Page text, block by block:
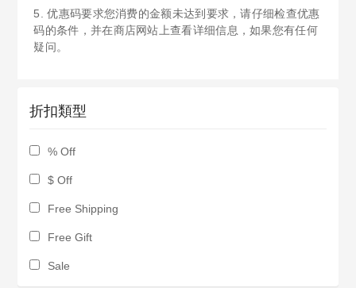
5. 优惠码要求您消费的金额未达到要求，请仔细检查优惠
码的条件，并在商店网站上查看详细信息，如果您有任何
疑问。
折扣類型
% Off
$ Off
Free Shipping
Free Gift
Sale